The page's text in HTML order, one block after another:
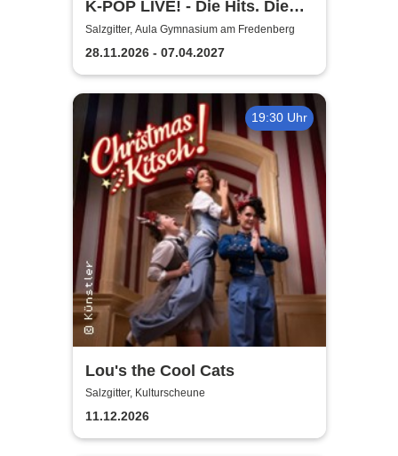
K-POP LIVE! - Die Hits. Die
Moves. Die Show.
Salzgitter, Aula Gymnasium am Fredenberg
28.11.2026 - 07.04.2027
19:30 Uhr
Lou's the Cool Cats
Salzgitter, Kulturscheune
11.12.2026